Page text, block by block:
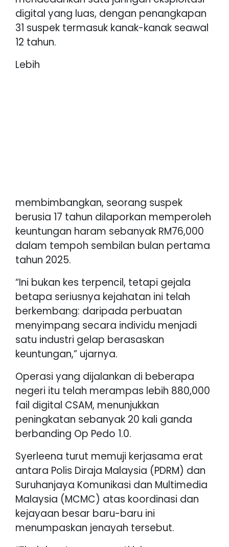
digital yang luas, dengan penangkapan
31 suspek termasuk kanak-kanak seawal
12 tahun.
Lebih
membimbangkan, seorang suspek
berusia 17 tahun dilaporkan memperoleh
keuntungan haram sebanyak RM76,000
dalam tempoh sembilan bulan pertama
tahun 2025.
“Ini bukan kes terpencil, tetapi gejala
betapa seriusnya kejahatan ini telah
berkembang: daripada perbuatan
menyimpang secara individu menjadi
satu industri gelap berasaskan
keuntungan,” ujarnya.
Operasi yang dijalankan di beberapa
negeri itu telah merampas lebih 880,000
fail digital CSAM, menunjukkan
peningkatan sebanyak 20 kali ganda
berbanding Op Pedo 1.0.
Syerleena turut memuji kerjasama erat
antara Polis Diraja Malaysia (PDRM) dan
Suruhanjaya Komunikasi dan Multimedia
Malaysia (MCMC) atas koordinasi dan
kejayaan besar baru-baru ini
menumpaskan jenayah tersebut.